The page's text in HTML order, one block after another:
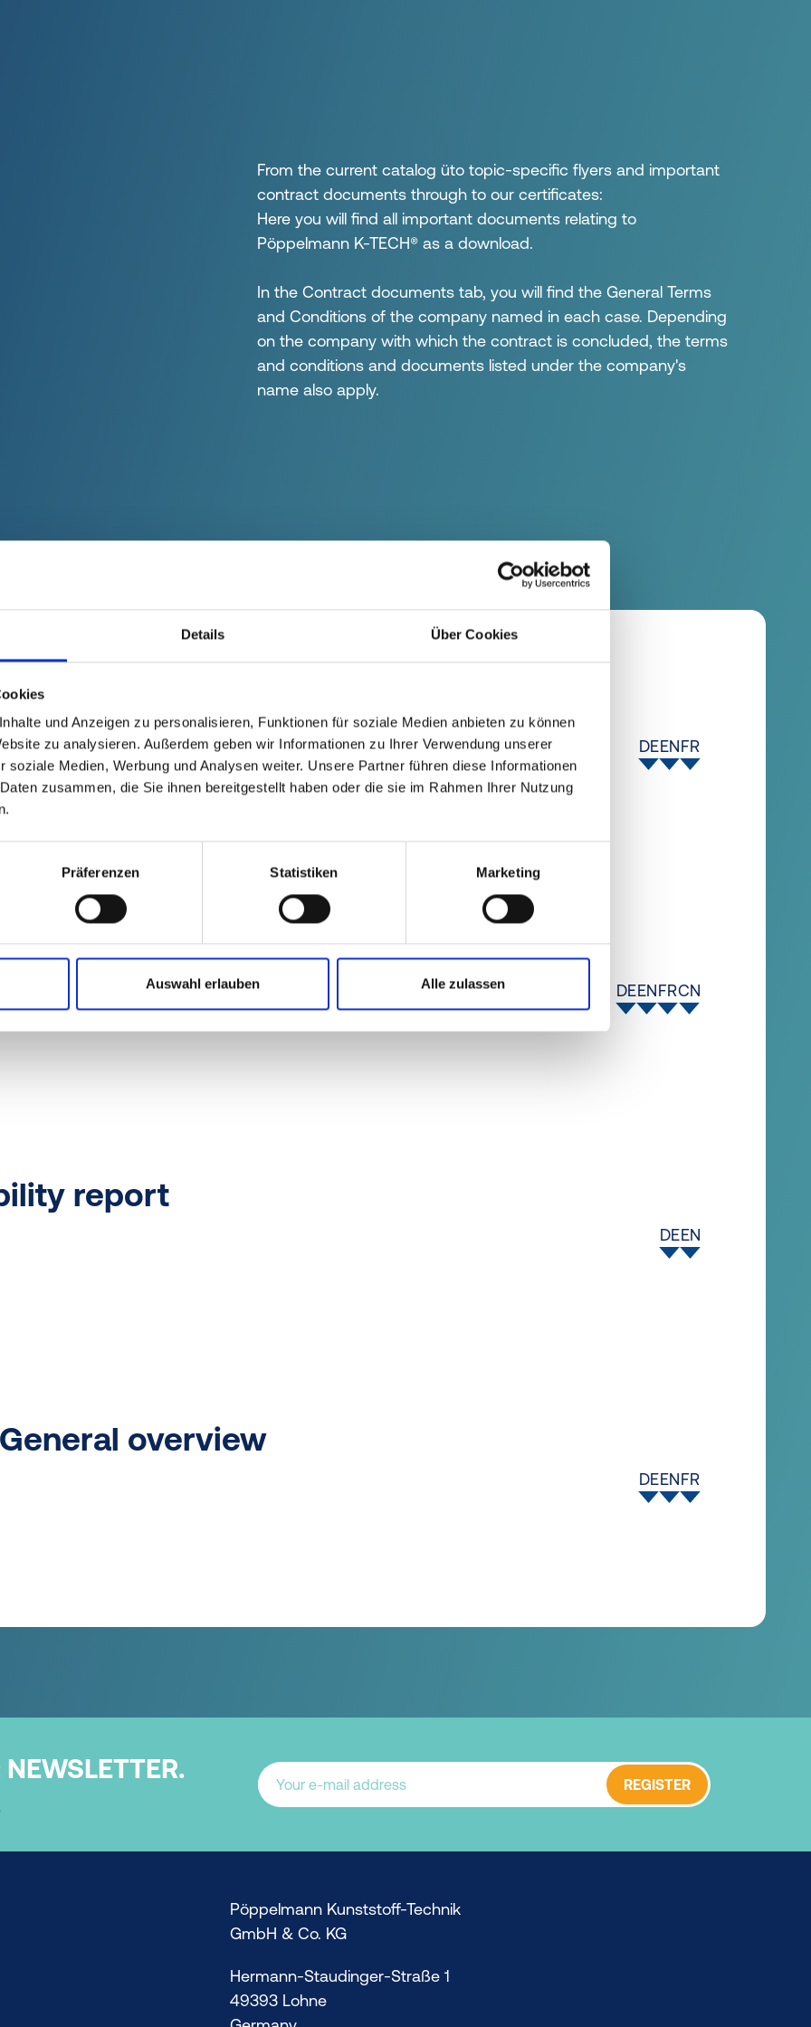
Details Über Cookies
und Anzeigen zu personalisieren, Funktionen für soziale Medien anbieten zu können
zu analysieren. Außerdem geben wir Informationen zu Ihrer Verwendung unserer
soziale Medien, Werbung und Analysen weiter. Unsere Partner führen diese Informationen
zusammen, die Sie ihnen bereitgestellt haben oder die sie im Rahmen Ihrer Nutzung
Präferenzen Statistiken Marketing
Auswahl erlauben Alle zulassen
From the current catalog üto topic-specific flyers and important
contract documents through to our certificates:
Here you will find all important documents relating to
Pöppelmann K-TECH® as a download.
In the Contract documents tab, you will find the General Terms
and Conditions of the company named in each case. Depending
on the company with which the contract is concluded, the terms
and conditions and documents listed under the company's
name also apply.
Contract documents
From Car to
DEENFR
DEENFRCN
report
DEEN
General overview
DEENFR
NEWSLETTER.
REGISTER
Pöppelmann Kunststoff-Technik
GmbH & Co. KG
Hermann-Staudinger-Straße 1
49393 Lohne